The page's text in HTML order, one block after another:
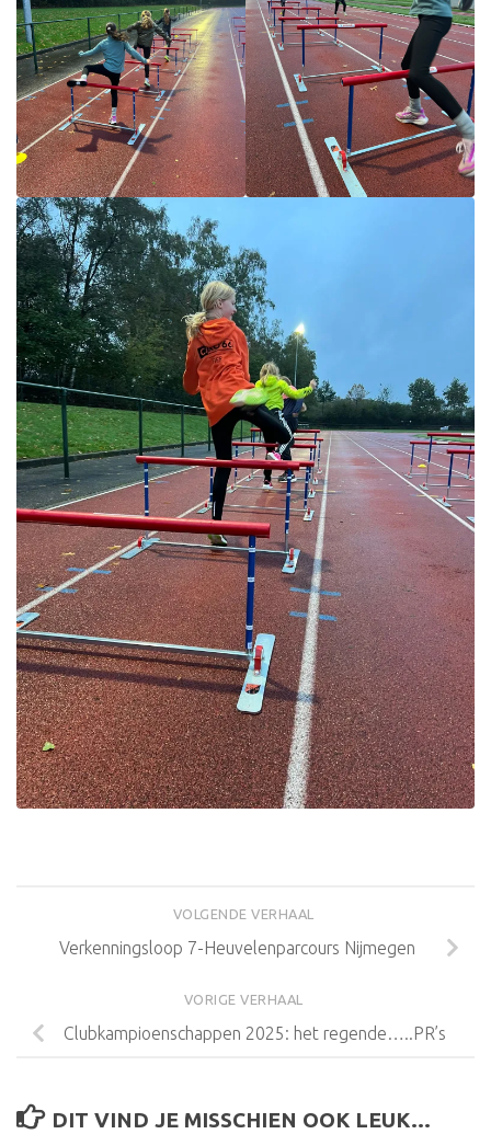
VOLGENDE VERHAAL
Verkenningsloop 7-Heuvelenparcours Nijmegen
VORIGE VERHAAL
Clubkampioenschappen 2025: het regende…..PR’s
DIT VIND JE MISSCHIEN OOK LEUK...